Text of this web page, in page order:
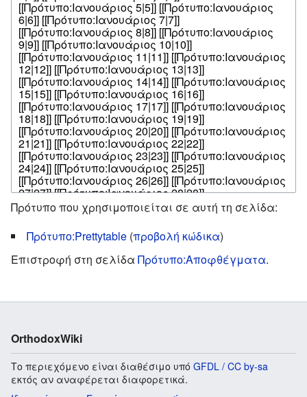
Πρότυπο που χρησιμοποιείται σε αυτή τη σελίδα:
Πρότυπο:Prettytable (προβολή κώδικα)
Επιστροφή στη σελίδα Πρότυπο:Αποφθέγματα.
OrthodoxWiki
Το περιεχόμενο είναι διαθέσιμο υπό GFDL / CC by-sa
εκτός αν αναφέρεται διαφορετικά.